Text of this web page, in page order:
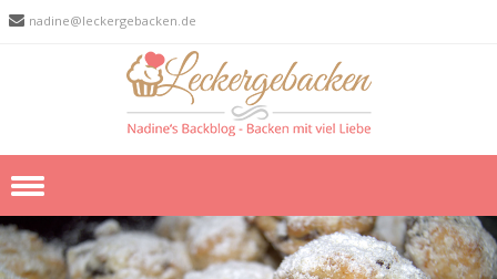
nadine@leckergebacken.de
Skip to content